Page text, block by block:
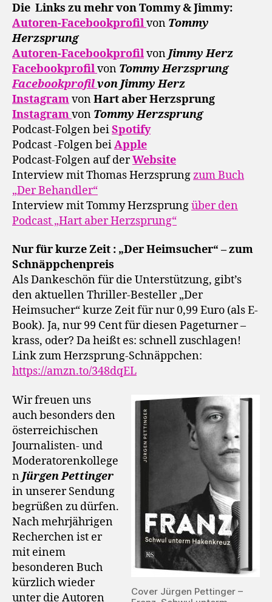
Die Links zu mehr von Tommy & Jimmy:
Autoren-Facebookprofilvon Tommy
Herzsprung
Autoren-Facebookprofilvon Jimmy Herz
Facebookprofilvon Tommy Herzsprung
Facebookprofilvon Jimmy Herz
InstagramvonHart aber Herzsprung
Instagramvon Tommy Herzsprung
Podcast-Folgen beiSpotify
Podcast -Folgen beiApple
Podcast-Folgen auf derWebsite
Interview mit Thomas Herzsprungzum Buch
„Der Behandler“
Interview mit Tommy Herzsprungüber den
Podcast „Hart aber Herzsprung“
Nur für kurze Zeit : „Der Heimsucher“ – zum
Schnäppchenpreis
Als Dankeschön für die Unterstützung, gibt’s
den aktuellen Thriller-Besteller „Der
Heimsucher“ kurze Zeit für nur 0,99 Euro (als E-
Book). Ja, nur 99 Cent für diesen Pageturner –
krass, oder? Da heißt es: schnell zuschlagen!
Link zum Herzsprung-Schnäppchen:
https://amzn.to/348dqEL
Cover Jürgen Pettinger –
Wir freuen uns
auch besonders den
österreichischen
Journalisten- und
Moderatorenkollege
n Jürgen Pettinger
in unserer Sendung
begrüßen zu dürfen.
Nach mehrjährigen
Recherchen ist er
mit einem
besonderen Buch
kürzlich wieder
unter die Autoren